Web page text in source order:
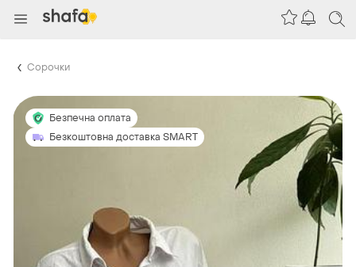
Сорочки
Безпечна оплата
Безкоштовна доставка SMART